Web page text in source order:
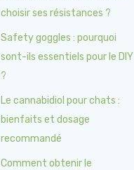
choisir ses résistances ?
Safety goggles : pourquoi
sont-ils essentiels pour le DIY
?
Le cannabidiol pour chats :
bienfaits et dosage
recommandé
Comment obtenir le